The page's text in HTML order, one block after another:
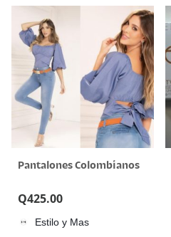
Pantalones Colombianos
Q425.00
Estilo y Mas